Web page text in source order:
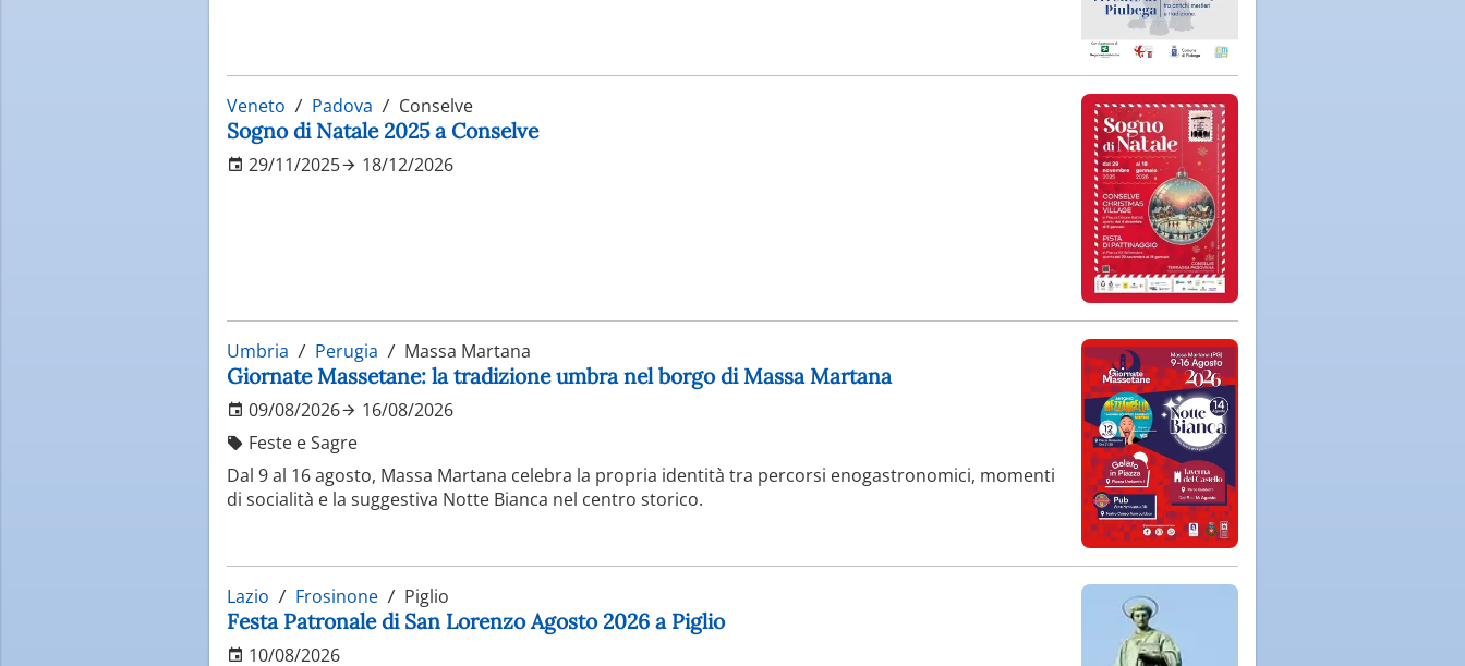
Veneto Padova Conselve
Sogno di Natale 2025 a Conselve
29/11/2025 18/12/2026
Umbria Perugia Massa Martana
Giornate Massetane: la tradizione umbra nel borgo di Massa Martana
09/08/2026
16/08/2026
Feste e Sagre
Dal 9 al 16 agosto, Massa Martana celebra la propria identità tra percorsi enogastronomici, momenti
di socialità e la suggestiva Notte Bianca nel centro storico.
Lazio Frosinone Piglio
Festa Patronale di San Lorenzo Agosto 2026 a Piglio
10/08/2026